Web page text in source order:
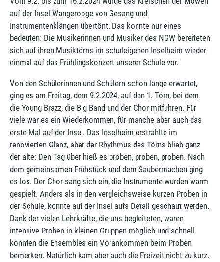
auf der Insel Wangerooge von Gesang und
Instrumentenklängen übertönt. Das konnte nur eines
bedeuten: Die Musikerinnen und Musiker des NGW bereiteten
sich auf ihren Musiktörns im schuleigenen Inselheim wieder
einmal auf das Frühlingskonzert unserer Schule vor.
Von den Schülerinnen und Schülern schon lange erwartet,
ging es am Freitag, dem 9.2.2024, auf den 1. Törn, bei dem
die Young Brazz, die Big Band und der Chor mitfuhren. Für
viele war es ein Wiederkommen, für manche aber auch das
erste Mal auf der Insel. Das Inselheim erstrahlte im
renovierten Glanz, aber der Rhythmus des Törns blieb ganz
der alte: Den Tag über hieß es proben, proben, proben. Nach
dem gemeinsamen Frühstück und dem Saubermachen ging
es los. Der Chor sang sich ein, die Instrumente wurden warm
gespielt. Anders als in den vergleichsweise kurzen Proben in
der Schule, konnte auf der Insel aufs Detail geschaut werden.
Dank der vielen Lehrkräfte, die uns begleiteten, waren
intensive Proben in kleinen Gruppen möglich und schnell
konnten die Ensembles ein Vorankommen beim Proben
bemerken. Natürlich kam aber auch die Freizeit nicht zu kurz.